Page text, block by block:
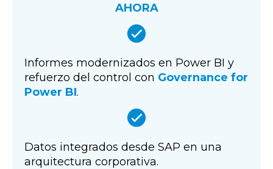
AHORA
Informes modernizados en Power BI y
refuerzo del control con Governance for
Power BI.
Datos integrados desde SAP en una
arquitectura corporativa.